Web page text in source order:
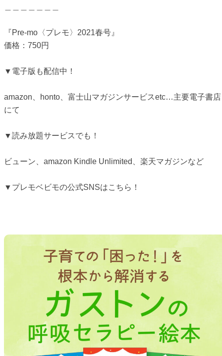
『Pre-mo〈プレモ〉2021春号』
価格：750円
▼電子版も配信中！
amazon、honto、富士山マガジンサービスetc…主要電子書店
にて
▼読み放題サービスでも！
ビューン、amazon Kindle Unlimited、楽天マガジンなど
▼プレモベビモの公式SNSはこちら！